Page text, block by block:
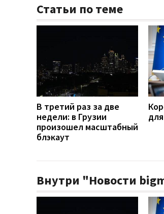
Статьи по теме
В третий раз за две
недели: в Грузии
произошел масштабный
блэкаут
Внутри "Новости